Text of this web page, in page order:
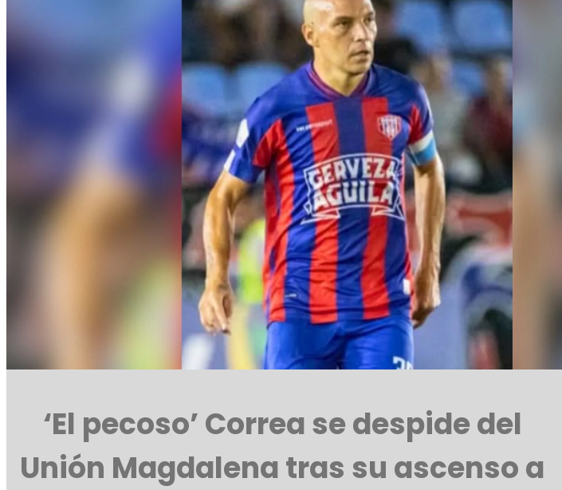
‘El pecoso’ Correa se despide del
Unión Magdalena tras su ascenso a